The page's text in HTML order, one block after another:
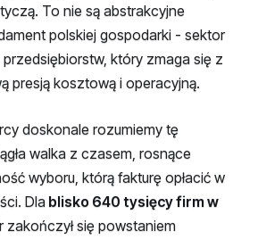
To nie są abstrakcyjne
polskiej gospodarki - sektor
przedsiębiorstw, który zmaga się z
presją kosztową i operacyjną.
doskonale rozumiemy tę
walka z czasem, rosnące
wyboru, którą fakturę opłacić w
Dla blisko 640 tysięcy firm w
zakończył się powstaniem